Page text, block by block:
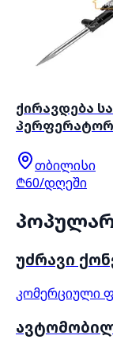
ქირავდება
თბილისი
₾60/დღეში
უძრავი
კომერციული